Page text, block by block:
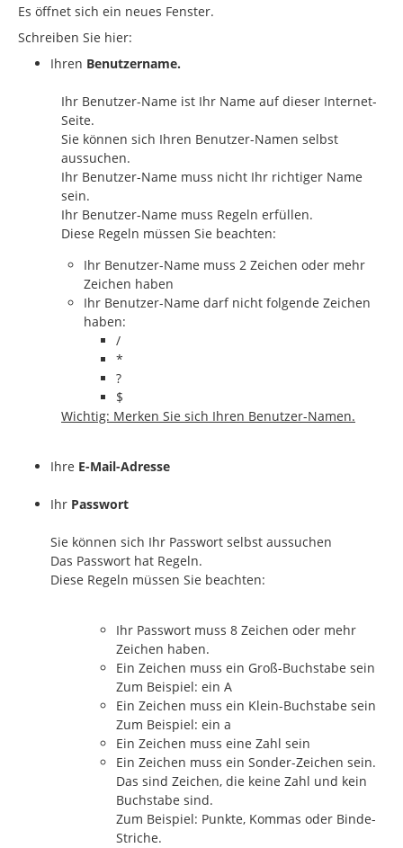
Es öffnet sich ein neues Fenster.
Schreiben Sie hier:
Ihren Benutzername.
Ihr Benutzer-Name ist Ihr Name auf dieser Internet-
Seite.
Sie können sich Ihren Benutzer-Namen selbst
aussuchen.
Ihr Benutzer-Name muss nicht Ihr richtiger Name
sein.
Ihr Benutzer-Name muss Regeln erfüllen.
Diese Regeln müssen Sie beachten:
Ihr Benutzer-Name muss 2 Zeichen oder mehr
Zeichen haben
Ihr Benutzer-Name darf nicht folgende Zeichen
haben:
/
*
?
$
Wichtig: Merken Sie sich Ihren Benutzer-Namen.
Ihre E-Mail-Adresse
Ihr Passwort
Sie können sich Ihr Passwort selbst aussuchen
Das Passwort hat Regeln.
Diese Regeln müssen Sie beachten:
Ihr Passwort muss 8 Zeichen oder mehr
Zeichen haben.
Ein Zeichen muss ein Groß-Buchstabe sein
Zum Beispiel: ein A
Ein Zeichen muss ein Klein-Buchstabe sein
Zum Beispiel: ein a
Ein Zeichen muss eine Zahl sein
Ein Zeichen muss ein Sonder-Zeichen sein.
Das sind Zeichen, die keine Zahl und kein
Buchstabe sind.
Zum Beispiel: Punkte, Kommas oder Binde-
Striche.